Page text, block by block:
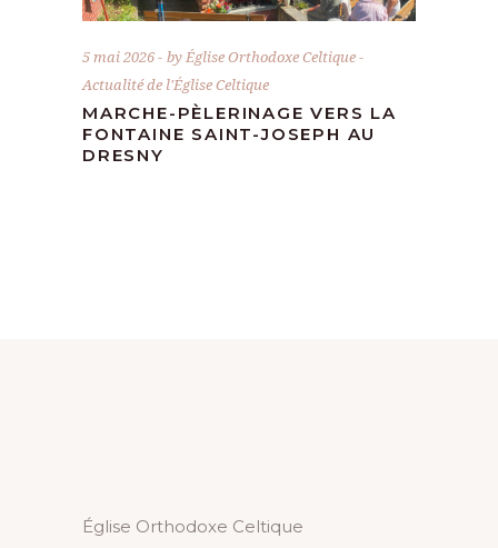
5 mai 2026 byÉglise Orthodoxe Celtique
Actualité de l'Église Celtique
MARCHE-PÈLERINAGE VERS LA
FONTAINE SAINT-JOSEPH AU
DRESNY
Église Orthodoxe Celtique